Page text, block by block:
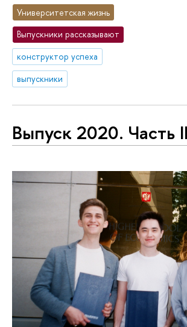
Университетская жизнь
Выпускники рассказывают
конструктор успеха
выпускники
Выпуск 2020. Часть II